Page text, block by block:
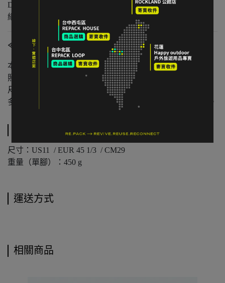
D 級｜重度使用 / 長期未使用 / 影響主要功能的瑕疵，請仔
細評估商品狀況
≪注意事項≫
本店與實體店同步販售，庫存可能有時間差。
照片已盡量呈現實色，螢幕設定不同可能略有差異。
尺寸為人工測量，可能有些微誤差。
多件不同門市商品將併單出貨，出貨時間可能延後 1–2 日。
尺寸：US11 / EUR 45 1/3 / CM29
重量（單腳）：450 g
運送方式
相關商品